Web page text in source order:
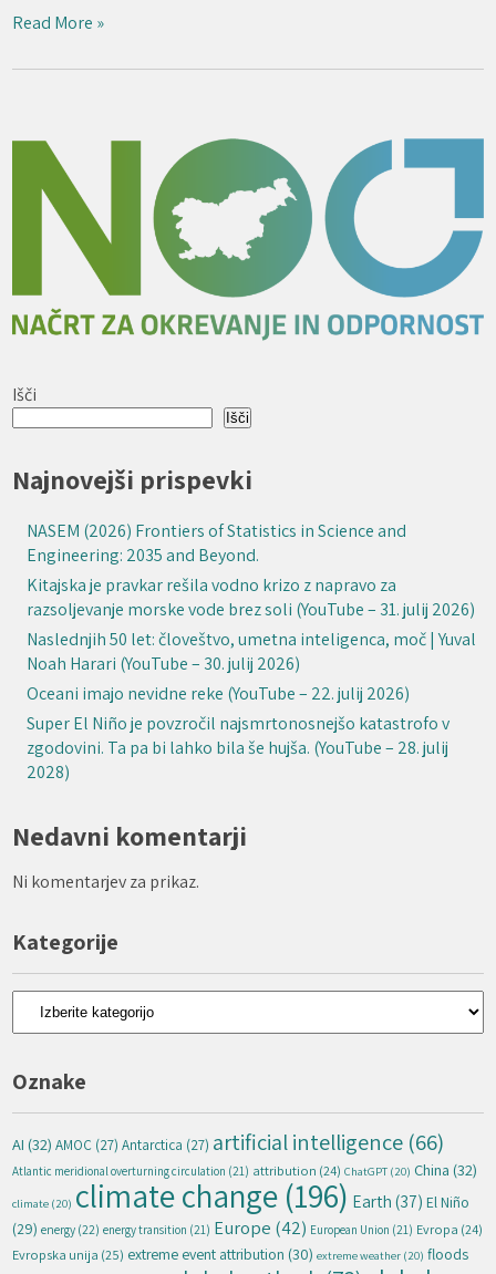
Read More »
Išči
Išči
Najnovejši prispevki
NASEM (2026) Frontiers of Statistics in Science and
Engineering: 2035 and Beyond.
Kitajska je pravkar rešila vodno krizo z napravo za
razsoljevanje morske vode brez soli (YouTube – 31. julij 2026)
Naslednjih 50 let: človeštvo, umetna inteligenca, moč | Yuval
Noah Harari (YouTube – 30. julij 2026)
Oceani imajo nevidne reke (YouTube – 22. julij 2026)
Super El Niño je povzročil najsmrtonosnejšo katastrofo v
zgodovini. Ta pa bi lahko bila še hujša. (YouTube – 28. julij
2028)
Nedavni komentarji
Ni komentarjev za prikaz.
Kategorije
Kategorije
Oznake
AI (32) AMOC (27) Antarctica (27) artificial intelligence (66)
Atlantic meridional overturning circulation (21) attribution (24) ChatGPT (20) China (32)
climate (20) climate change (196) Earth (37) El Niño
(29) energy (22) energy transition (21) Europe (42) European Union (21) Evropa (24)
Evropska unija (25) extreme event attribution (30) extreme weather (20) floods